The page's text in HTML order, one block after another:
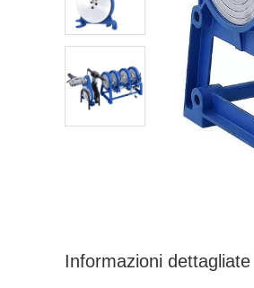
Informazioni dettagliate